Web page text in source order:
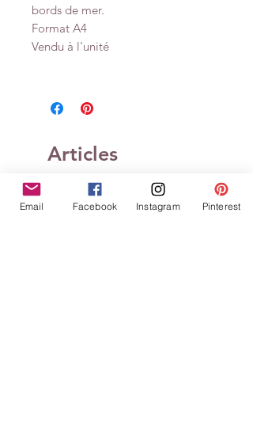
bords de mer.
Format A4
Vendu à l'unité
Articles
similaires
Email Facebook Instagram Pinterest